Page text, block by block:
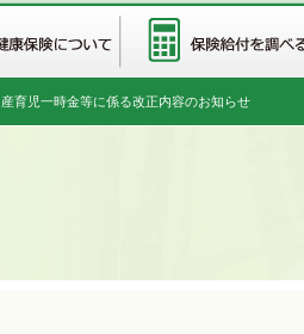
育児一時金等に係る改正内容のお知らせ